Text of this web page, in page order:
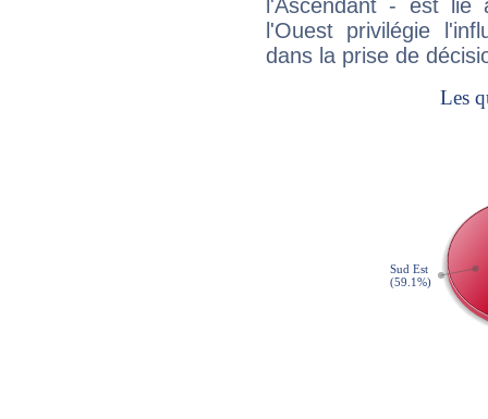
l'Ascendant - est
l'Ouest privilégie
dans la prise de